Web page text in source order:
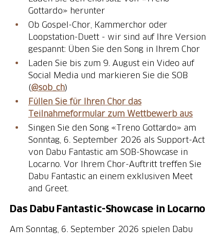
Gottardo» herunter
Ob Gospel-Chor, Kammerchor oder
Loopstation-Duett - wir sind auf Ihre Version
gespannt: Üben Sie den Song in Ihrem Chor
Laden Sie bis zum 9. August ein Video auf
Social Media und markieren Sie die SOB
(@sob_ch)
Füllen Sie für Ihren Chor das
Teilnahmeformular zum Wettbewerb aus
Singen Sie den Song «Treno Gottardo» am
Sonntag, 6. September 2026 als Support-Act
von Dabu Fantastic am SOB-Showcase in
Locarno. Vor Ihrem Chor-Auftritt treffen Sie
Dabu Fantastic an einem exklusiven Meet
and Greet.
Das Dabu Fantastic-Showcase in Locarno
Am Sonntag, 6. September 2026 spielen Dabu